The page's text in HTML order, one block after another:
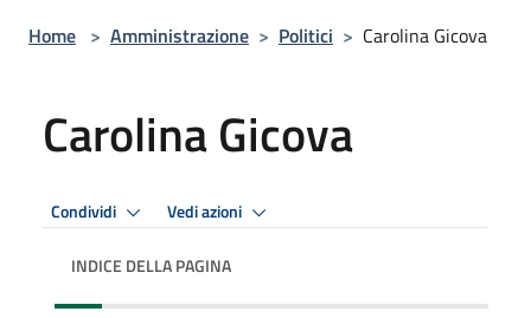
Home > Amministrazione > Politici > Carolina Gicova
Carolina Gicova
Condividi Vedi azioni
INDICE DELLA PAGINA